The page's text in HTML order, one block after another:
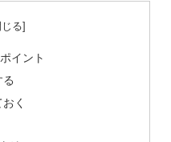
イント
く